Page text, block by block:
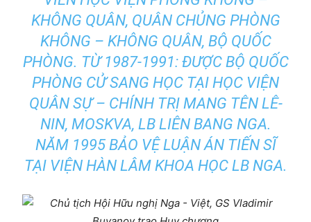
KHÔNG QUÂN, QUÂN CHỦNG PHÒNG
KHÔNG – KHÔNG QUÂN, BỘ QUỐC
PHÒNG. TỪ 1987-1991: ĐƯỢC BỘ QUỐC
PHÒNG CỬ SANG HỌC TẠI HỌC VIỆN
QUÂN SỰ – CHÍNH TRỊ MANG TÊN LÊ-
NIN, MOSKVA, LB LIÊN BANG NGA.
NĂM 1995 BẢO VỆ LUẬN ÁN TIẾN SĨ
TẠI VIỆN HÀN LÂM KHOA HỌC LB NGA.